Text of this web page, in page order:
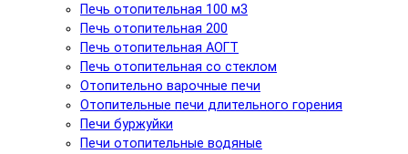
Печь отопительная 100 м3
Печь отопительная 200
Печь отопительная АОГТ
Печь отопительная со стеклом
Отопительно варочные печи
Отопительные печи длительного горения
Печи буржуйки
Печи отопительные водяные